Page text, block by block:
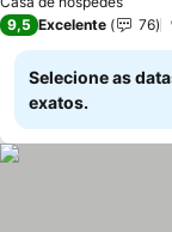
9,5 Excelente 76
Selecione as
exatos.